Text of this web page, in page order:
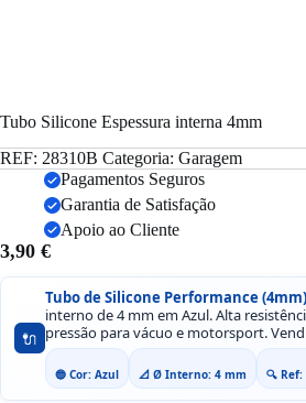
Tubo Silicone Espessura interna 4mm
REF: 28310B Categoria: Garagem
Pagamentos Seguros
Garantia de Satisfação
Apoio ao Cliente
3,90 €
🔌
Tubo de Silicone Performance
interno de 4 mm em Azul. Alta
pressão para vácuo e motorsport.
🔵 Cor: Azul 📐 Ø Interno: 4 mm 🔍 Ref: